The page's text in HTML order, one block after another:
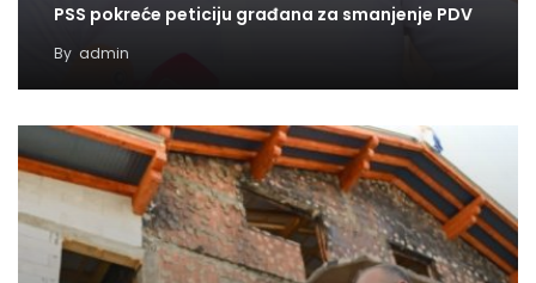
PSS pokreće peticiju građana za smanjenje PDV
By admin